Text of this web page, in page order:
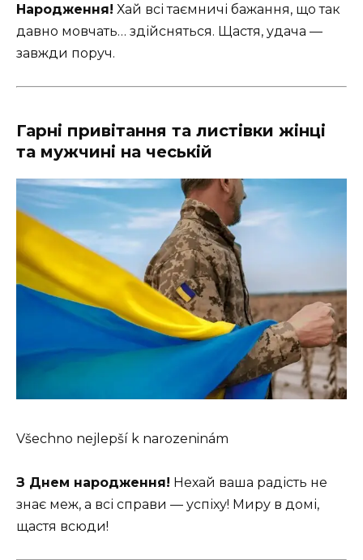
Народження! Хай всі таємничі бажання, що так
давно мовчать… здійсняться. Щастя, удача —
завжди поруч.
Гарні привітання та листівки жінці
та мужчині на чеській
Všechno nejlepší k narozeninám
З Днем народження! Нехай ваша радість не
знає меж, а всі справи — успіху! Миру в домі,
щастя всюди!